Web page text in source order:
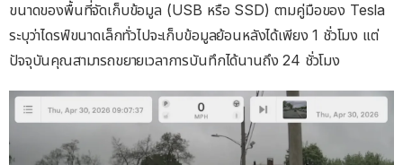
ขนาดของพื้นที่จัดเก็บข้อมูล (USB หรือ SSD) ตามคู่มือของ Tesla
ระบุว่าไดรฟ์ขนาดเล็กทั่วไปจะเก็บข้อมูลย้อนหลังได้เพียง 1 ชั่วโมง แต่
ปัจจุบันคุณสามารถขยายเวลาการบันทึกได้นานถึง 24 ชั่วโมง